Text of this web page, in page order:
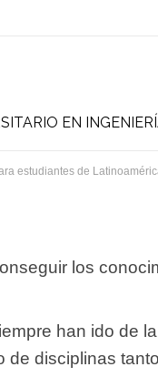
EN
estudiantes de
los
han ido de
de disciplinas